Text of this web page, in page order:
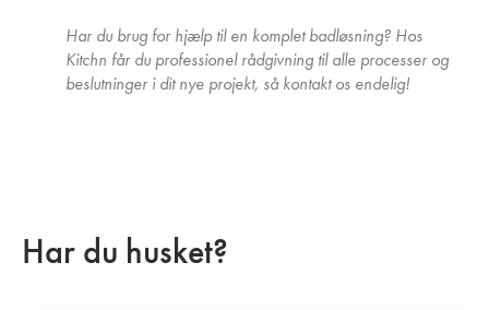
Har du brug for hjælp til en komplet badløsning? Hos
Kitchn får du professionel rådgivning til alle processer og
beslutninger i dit nye projekt, så kontakt os endelig!
Har du husket?